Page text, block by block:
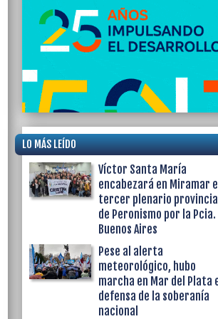
LO MÁS LEÍDO
Víctor Santa María
encabezará en Miramar el
tercer plenario provincial
de Peronismo por la Pcia.
Buenos Aires
Pese al alerta
meteorológico, hubo
marcha en Mar del Plata
defensa de la soberanía
nacional